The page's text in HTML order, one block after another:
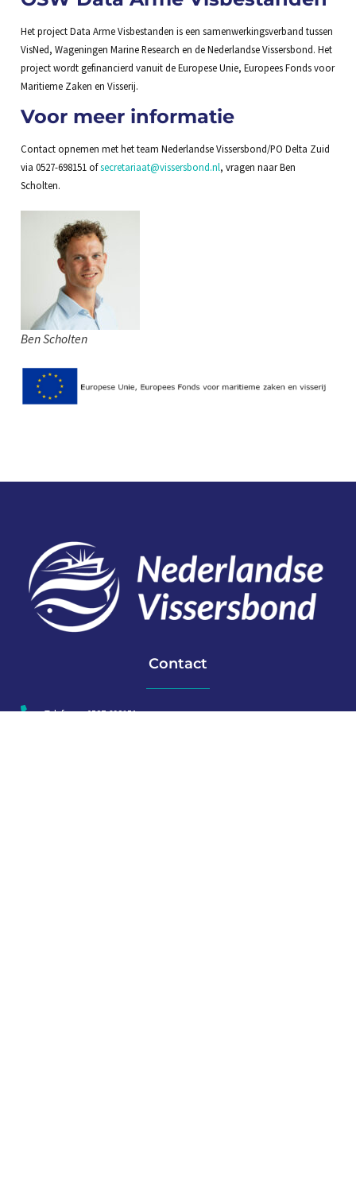
Het project Data Arme Visbestanden is een samenwerkingsverband tussen
VisNed, Wageningen Marine Research en de Nederlandse Vissersbond. Het
project wordt gefinancierd vanuit de Europese Unie, Europees Fonds voor
Maritieme Zaken en Visserij.
Voor meer informatie
Contact opnemen met het team Nederlandse Vissersbond/PO Delta Zuid
via 0527-698151 ofsecretariaat@vissersbond.nl, vragen naar Ben
Scholten.
Ben Scholten
Contact
Telefoon: 0527 698151